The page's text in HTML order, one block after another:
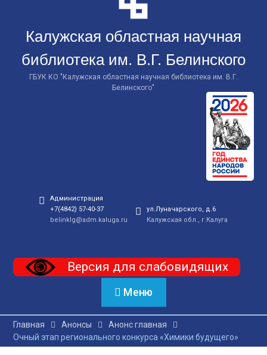
Калужская областная научная
библиотека им. В.Г. Белинского
ГБУК КО "Калужская областная научная библиотека им. В.Г.
Белинского"
Администрация
+7(4842) 57-40-37
belinklg@adm.kaluga.ru
ул.Луначарского, д.6
Калужская обл., г.Калуга
Версия для слабовидящих
Меню
Главная Анонсы
Анонс главная
Очный этап регионального конкурса «Химики будущего»